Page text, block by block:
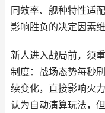
同效率、舰种特性适
影响胜负的决定因素维
新人进入战局前，须
制度：战场态势每秒
续变化，直接影响火
认为自动演算玩法，